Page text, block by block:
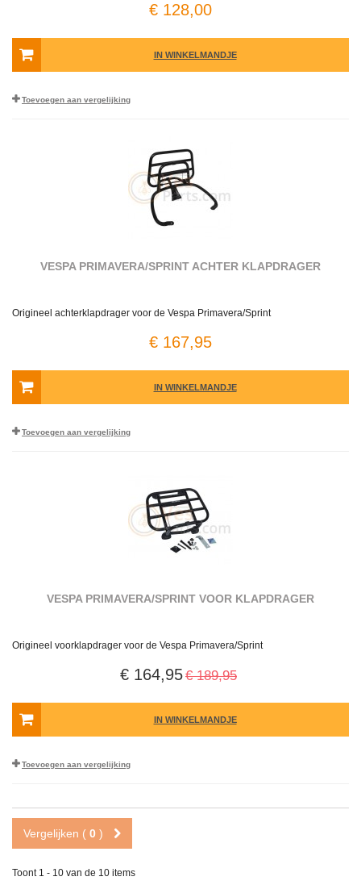
€ 128,00
IN WINKELMANDJE
Toevoegen aan vergelijking
VESPA PRIMAVERA/SPRINT ACHTER KLAPDRAGER
Origineel achterklapdrager voor de Vespa Primavera/Sprint
€ 167,95
IN WINKELMANDJE
Toevoegen aan vergelijking
VESPA PRIMAVERA/SPRINT VOOR KLAPDRAGER
Origineel voorklapdrager voor de Vespa Primavera/Sprint
€ 164,95€ 189,95
IN WINKELMANDJE
Toevoegen aan vergelijking
Vergelijken ( 0 )
Toont 1 - 10 van de 10 items